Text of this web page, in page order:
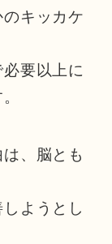
キッカケ
要以上に
、脳とも
ようとし